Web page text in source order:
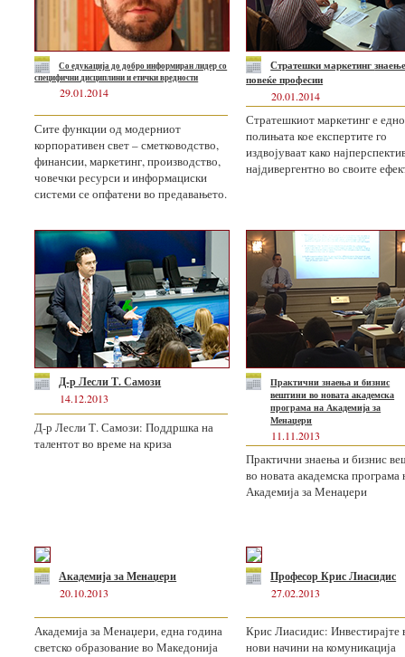
Со едукација до доброинформиран лидер со
специфичнидисциплини и етички вредности
29.01.2014
Сите функции од модерниот
корпоративен свет – сметководство,
финансии, маркетинг, производство,
човечки ресурси и информациски
системи се опфатени во предавањето.
Стратешки маркетинг
повеќе професии
20.01.2014
Стратешкиот маркетинг е
полињата кое експертите го
издвојуваат како
најдивергентно во своите
Д-р Лесли Т. Самози
14.12.2013
Д-р Лесли Т. Самози: Поддршка на
талентот во време на криза
Практични знаења и бизнис
вештини во новата академска
програма на Академија за
Менаџери
11.11.2013
Практични знаења и бизнис
во новата академска програма
Академија за Менаџери
Академија за Менаџери
20.10.2013
Академија за Менаџери, една година
светско образование во Македонија
Професор Крис Лиасидис
27.02.2013
Крис Лиасидис: Инвестирајте
нови начини на комуникација